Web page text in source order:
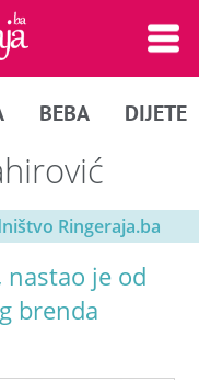
BEBA DIJETE
Ringeraja.ba
je od
brenda